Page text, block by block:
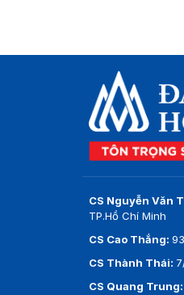
CS Nguyễn Văn
TP.Hồ Chí Minh
CS Cao Thắng:
CS Thành Thái:
CS Quang Trung: